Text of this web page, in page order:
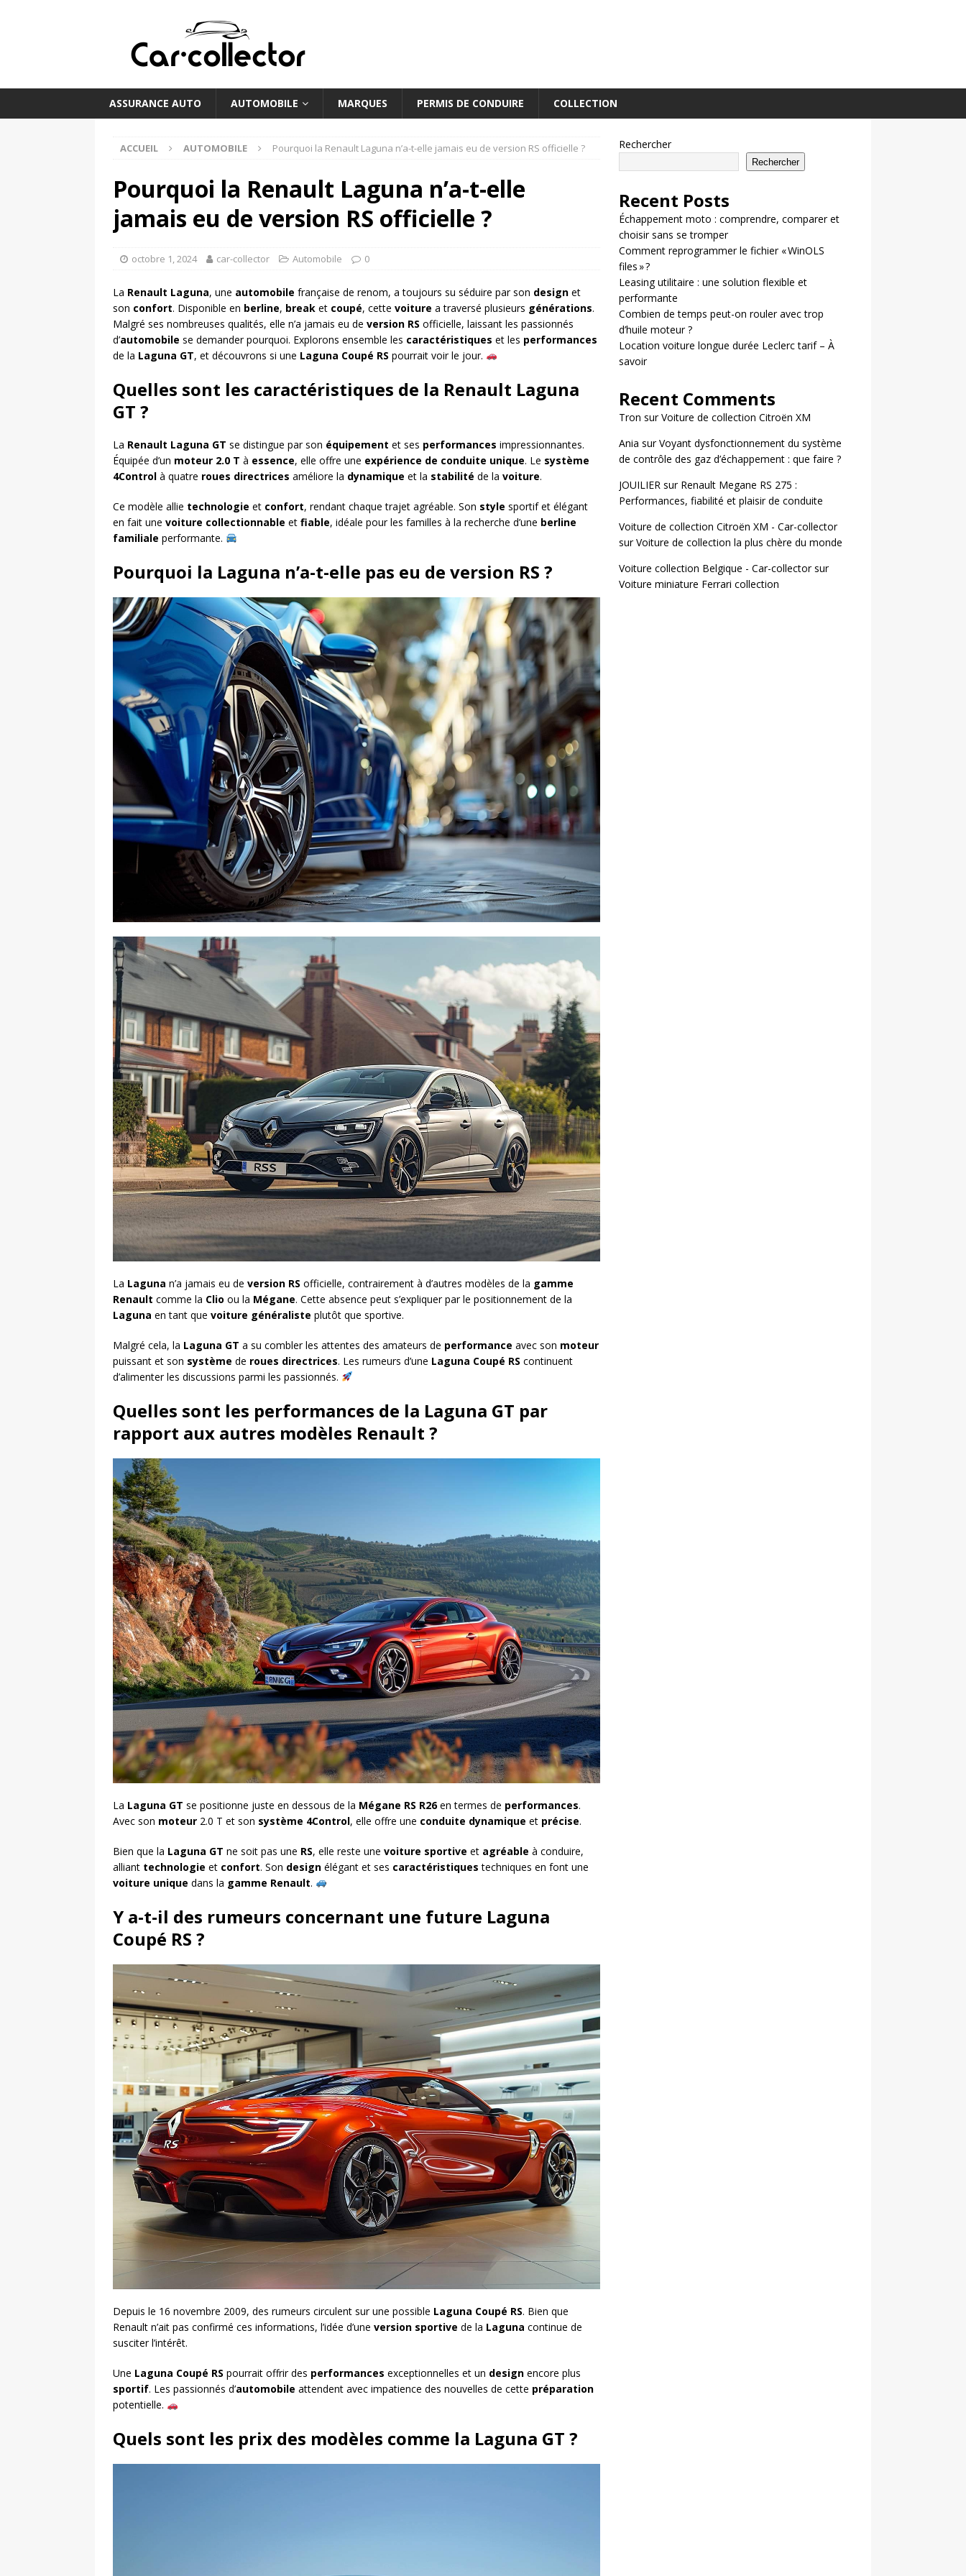
ASSURANCE AUTO AUTOMOBILE MARQUES PERMIS DE CONDUIRE COLLECTION
ACCUEIL AUTOMOBILE Pourquoi la Renault Laguna n’a-t-elle jamais eu de version RS officielle ?
Pourquoi la Renault Laguna n’a-t-elle
jamais eu de version RS officielle ?
octobre 1, 2024 car-collector Automobile 0
La Renault Laguna, une automobile française de renom, a toujours su séduire par son design et
son confort. Disponible en berline, break et coupé, cette voiture a traversé plusieurs générations.
Malgré ses nombreuses qualités, elle n’a jamais eu de version RS officielle, laissant les passionnés
d’automobile se demander pourquoi. Explorons ensemble les caractéristiques et les performances
de la Laguna GT, et découvrons si une Laguna Coupé RS pourrait voir le jour.
Quelles sont les caractéristiques de la Renault Laguna
GT ?
La Renault Laguna GT se distingue par son équipement et ses performances impressionnantes.
Équipée d’un moteur 2.0 T à essence, elle offre une expérience de conduite unique. Le système
4Control à quatre roues directrices améliore la dynamique et la stabilité de la voiture.
Ce modèle allie technologie et confort, rendant chaque trajet agréable. Son style sportif et élégant
en fait une voiture collectionnable et fiable, idéale pour les familles à la recherche d’une berline
familiale performante.
Pourquoi la Laguna n’a-t-elle pas eu de version RS ?
La Laguna n’a jamais eu de version RS officielle, contrairement à d’autres modèles de la gamme
Renault comme la Clio ou la Mégane. Cette absence peut s’expliquer par le positionnement de la
Laguna en tant que voiture généraliste plutôt que sportive.
Malgré cela, la Laguna GT a su combler les attentes des amateurs de performance avec son moteur
puissant et son système de roues directrices. Les rumeurs d’une Laguna Coupé RS continuent
d’alimenter les discussions parmi les passionnés.
Quelles sont les performances de la Laguna GT par
rapport aux autres modèles Renault ?
La Laguna GT se positionne juste en dessous de la Mégane RS R26en termes de performances.
Avec son moteur 2.0 T et son système 4Control, elle offre une conduite dynamique et précise.
Bien que la Laguna GT ne soit pas une RS, elle reste une voiture sportive et agréable à conduire,
alliant technologie et confort. Son design élégant et ses caractéristiques techniques en font une
voiture unique dans la gamme Renault.
Y a-t-il des rumeurs concernant une future Laguna
Coupé RS ?
Depuis le 16 novembre 2009, des rumeurs circulent sur une possible Laguna Coupé RS. Bien que
Renault n’ait pas confirmé ces informations, l’idée d’une version sportive de la Laguna continue de
susciter l’intérêt.
Une Laguna Coupé RS pourrait offrir des performances exceptionnelles et un design encore plus
sportif. Les passionnés d’automobile attendent avec impatience des nouvelles de cette préparation
potentielle.
Quels sont les prix des modèles comme la Laguna GT ?
Rechercher
Rechercher
Recent Posts
Échappement moto : comprendre, comparer et
choisir sans se tromper
Comment reprogrammer le fichier « WinOLS
files » ?
Leasing utilitaire : une solution flexible et
performante
Combien de temps peut-on rouler avec trop
d’huile moteur ?
Location voiture longue durée Leclerc tarif – À
savoir
Recent Comments
Tron surVoiture de collection Citroën XM
Ania surVoyant dysfonctionnement du système
de contrôle des gaz d’échappement : que faire ?
JOUILIERsur Renault Megane RS 275 :
Performances, fiabilité et plaisir de conduite
Voiture de collection Citroën XM - Car-collector
surVoiture de collection la plus chère du monde
Voiture collection Belgique - Car-collectorsur
Voiture miniature Ferrari collection